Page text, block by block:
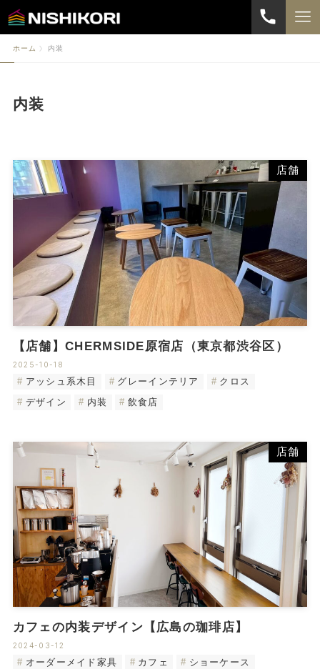
ホーム 内装
内装
店舗
【店舗】CHERMSIDE原宿店（東京都渋谷区）
2025-10-18
アッシュ系木目 グレーインテリア
クロス
デザイン
内装 飲食店
店舗
カフェの内装デザイン【広島の珈琲店】
2024-03-12
オーダーメイド家具 カフェ
ショーケース